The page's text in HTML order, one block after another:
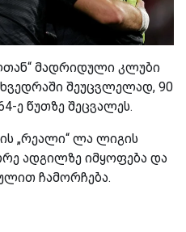
მადრიდული კლუბი
შეუცვლელად, 90
ე წუთზე შეცვალეს.
„რეალი“ ლა ლიგის
ადგილზე იმყოფება და
ჩამორჩება.